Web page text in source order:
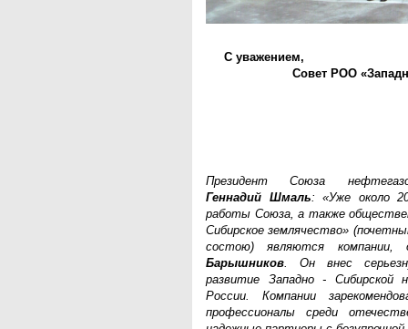
С уважением,
Совет РОО
Президент Союза
Геннадий Шмаль: «Уже около
работы Союза, а также
Сибирское землячество»
состою) являются
Барышников. Он внес
развитие Западно - Сибирской
России. Компании
профессионалы среди